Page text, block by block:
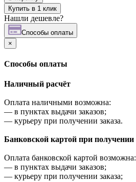
Купить в 1 клик
Нашли дешевле?
Cпособы оплаты
×
Cпособы оплаты
Наличный расчёт
Оплата наличными возможна:
— в пунктах выдачи заказов;
— курьеру при получении заказа.
Банковской картой при получении
Оплата банковской картой возможна:
— в пунктах выдачи заказов;
— курьеру при получении заказа;